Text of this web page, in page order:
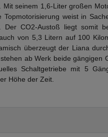
Mit seinem 1,6-Liter großen
weist in
CO2-Austoß liegt somit
von 5,3 Litern auf 100
überzeugt der Liana
ab Werk beide gängigen
Schaltgetriebe mit 5
Höhe der Zeit.